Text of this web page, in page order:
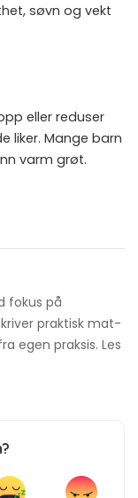
søvn og vekt
eller reduser
liker. Mange barn
varm grøt.
fokus på
praktisk mat-
egen praksis. Les